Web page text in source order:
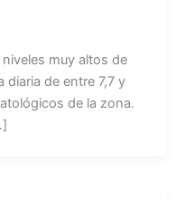
muy altos de
diaria de entre 7,7 y
de la zona.